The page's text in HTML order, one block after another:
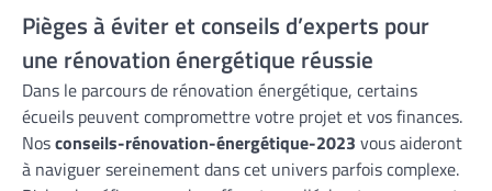
Pièges à éviter et conseils d’experts pour
une rénovation énergétique réussie
Dans le parcours de rénovation énergétique, certains
écueils peuvent compromettre votre projet et vos finances.
Nosconseils-rénovation-énergétique-2023 vous aideront
à naviguer sereinement dans cet univers parfois complexe.